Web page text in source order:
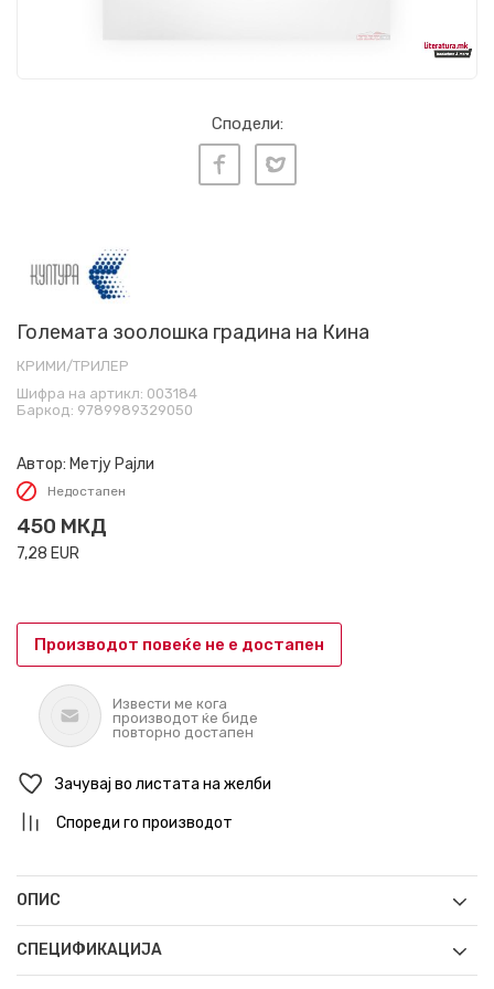
Сподели:
Големата зоолошка градина на Кина
КРИМИ/ТРИЛЕР
Шифра на артикл: 003184
Баркод: 9789989329050
Автор: Метју Рајли
Недостапен
450 МКД
7,28 EUR
Производот повеќе не е достапен
Извести ме кога
производот ќе биде
повторно достапен
Зачувај во листата на желби
Спореди го производот
ОПИС
СПЕЦИФИКАЦИЈА